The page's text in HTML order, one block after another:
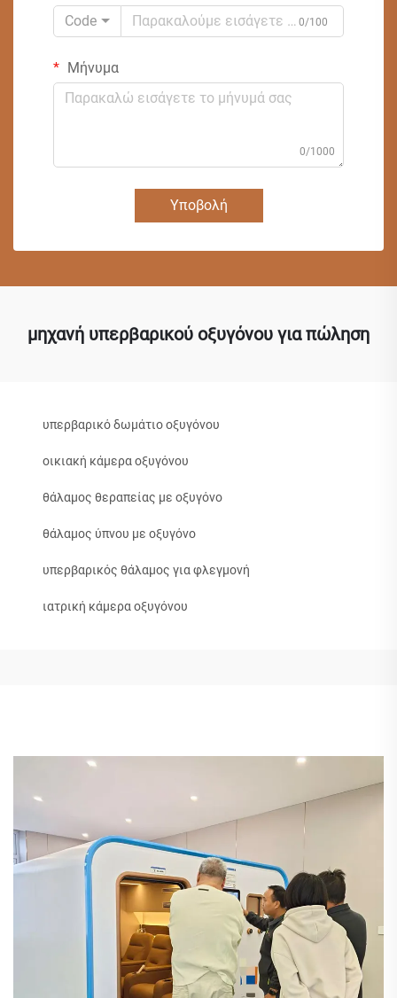
Code
0/100
Μήνυμα
0/1000
Υποβολή
μηχανή υπερβαρικού οξυγόνου για πώληση
υπερβαρικό δωμάτιο οξυγόνου
οικιακή κάμερα οξυγόνου
θάλαμος θεραπείας με οξυγόνο
θάλαμος ύπνου με οξυγόνο
υπερβαρικός θάλαμος για φλεγμονή
ιατρική κάμερα οξυγόνου